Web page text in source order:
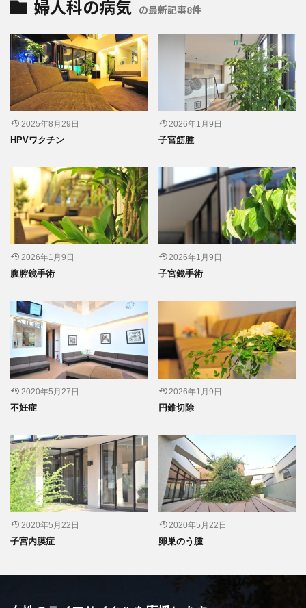
婦人科の病気 の最新記事8件
2025年8月29日
HPVワクチン
2026年1月9日
子宮筋腫
2026年1月9日
腹腔鏡手術
2026年1月9日
子宮鏡手術
2020年5月27日
不妊症
2026年1月9日
円錐切除
2020年5月22日
子宮内膜症
2020年5月22日
卵巣のう腫